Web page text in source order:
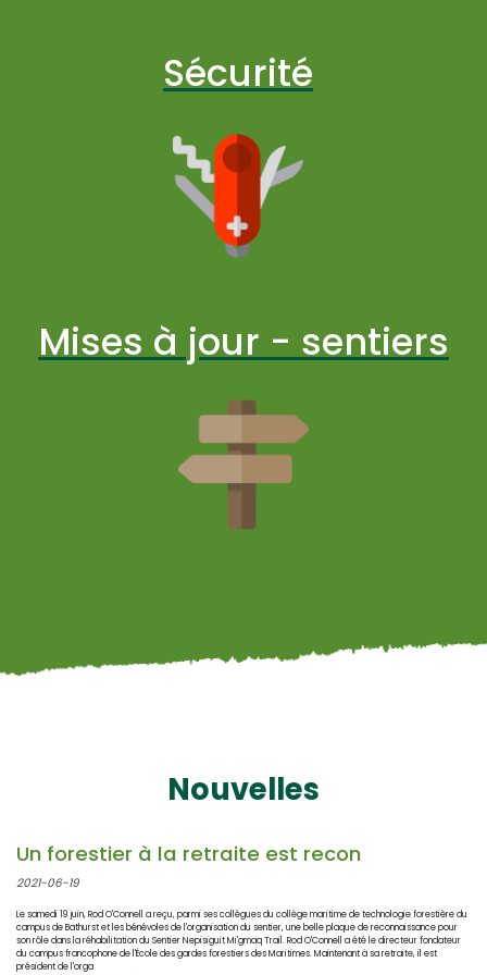
Sécurité
Mises à jour - sentiers
Nouvelles
Un forestier à la retraite est recon
2021-06-19
Le samedi 19 juin, Rod O'Connell a reçu, parmi ses collègues du collège maritime de technologie forestière du
campus de Bathurst et les bénévoles de l'organisation du sentier, une belle plaque de reconnaissance pour
son rôle dans la réhabilitation du Sentier Nepisiguit Mi'gmaq Trail. Rod O'Connell a été le directeur fondateur
du campus francophone de l'École des gardes forestiers des Maritimes. Maintenant à sa retraite, il est
président de l'orga